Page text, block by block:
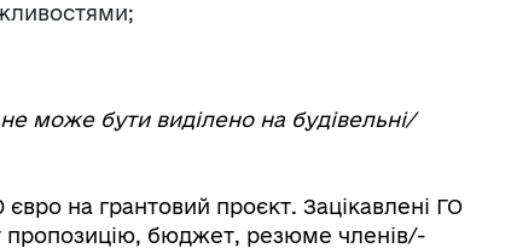
може бути виділено на будівельні/
на грантовий проєкт. Зацікавлені ГО
бюджет, резюме членів/-